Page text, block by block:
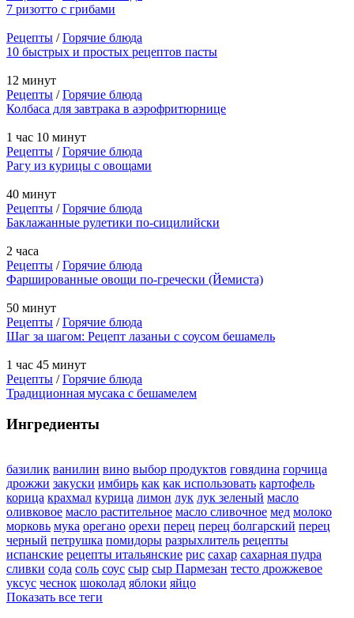
7 ризотто с грибами
Рецепты /Горячие блюда
10 быстрых и простых рецептов пасты
12 минут
Рецепты /Горячие блюда
Колбаса для завтрака в аэрофритюрнице
1 час 10 минут
Рецепты /Горячие блюда
Рагу из курицы с овощами
40 минут
Рецепты /Горячие блюда
Баклажанные рулетики по-сицилийски
2 часа
Рецепты /Горячие блюда
Фаршированные овощи по-гречески (Йемиста)
50 минут
Рецепты /Горячие блюда
Шаг за шагом: Рецепт лазаньи с соусом бешамель
1 час 45 минут
Рецепты /Горячие блюда
Традиционная мусака с бешамелем
Ингредиенты
базилик ванилин вино выбор продуктов говядина горчица
дрожжи закуски имбирь как как использовать картофель
корица крахмал курица лимон лук лук зеленый масло
оливковое масло растительное масло сливочное мед молоко
морковь мука орегано орехи перец перец болгарский перец
черный петрушка помидоры разрыхлитель рецепты
испанские рецепты итальянские рис сахар сахарная пудра
сливки сода соль соус сыр сыр Пармезан тесто дрожжевое
уксус чеснок шоколад яблоки яйцо
Показать все теги